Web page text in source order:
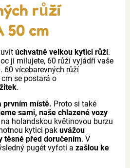
růží
50 cm
úchvatně velkou kytici růží.
ji milujete, 60 růží vyjádří vaše
60 vícebarevných růží
cm se postará o
.
prvním místě. Proto si také
sami, naše chlazené vozy
holandskou květinovou burzu
kytici pak uvážou
těsně před doručením. V
pugét vyfotí a zašlou ke